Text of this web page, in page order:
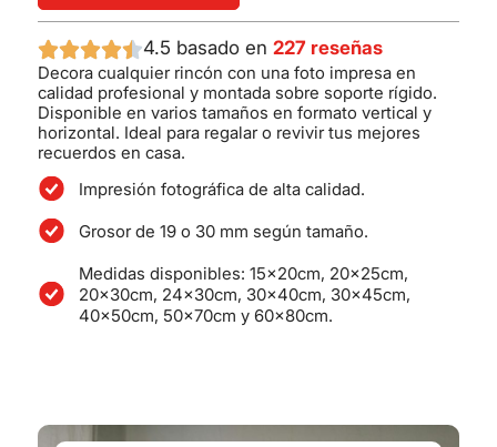
4.5 basado en 227 reseñas
Decora cualquier rincón con una foto impresa en
calidad profesional y montada sobre soporte rígido.
Disponible en varios tamaños en formato vertical y
horizontal. Ideal para regalar o revivir tus mejores
recuerdos en casa.
Impresión fotográfica de alta calidad.
Grosor de 19 o 30 mm según tamaño.
Medidas disponibles: 15x20cm, 20x25cm,
20x30cm, 24x30cm, 30x40cm, 30x45cm,
40x50cm, 50x70cm y 60x80cm.